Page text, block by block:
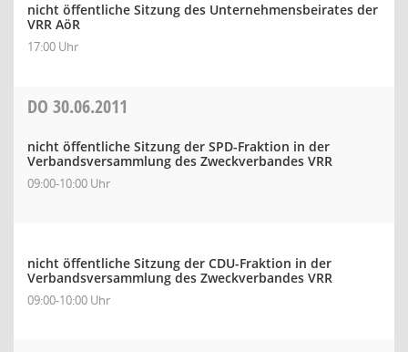
nicht öffentliche Sitzung des Unternehmensbeirates der
VRR AöR
17:00 Uhr
DO 30.06.2011
nicht öffentliche Sitzung der SPD-Fraktion in der
Verbandsversammlung des Zweckverbandes VRR
09:00-10:00 Uhr
nicht öffentliche Sitzung der CDU-Fraktion in der
Verbandsversammlung des Zweckverbandes VRR
09:00-10:00 Uhr